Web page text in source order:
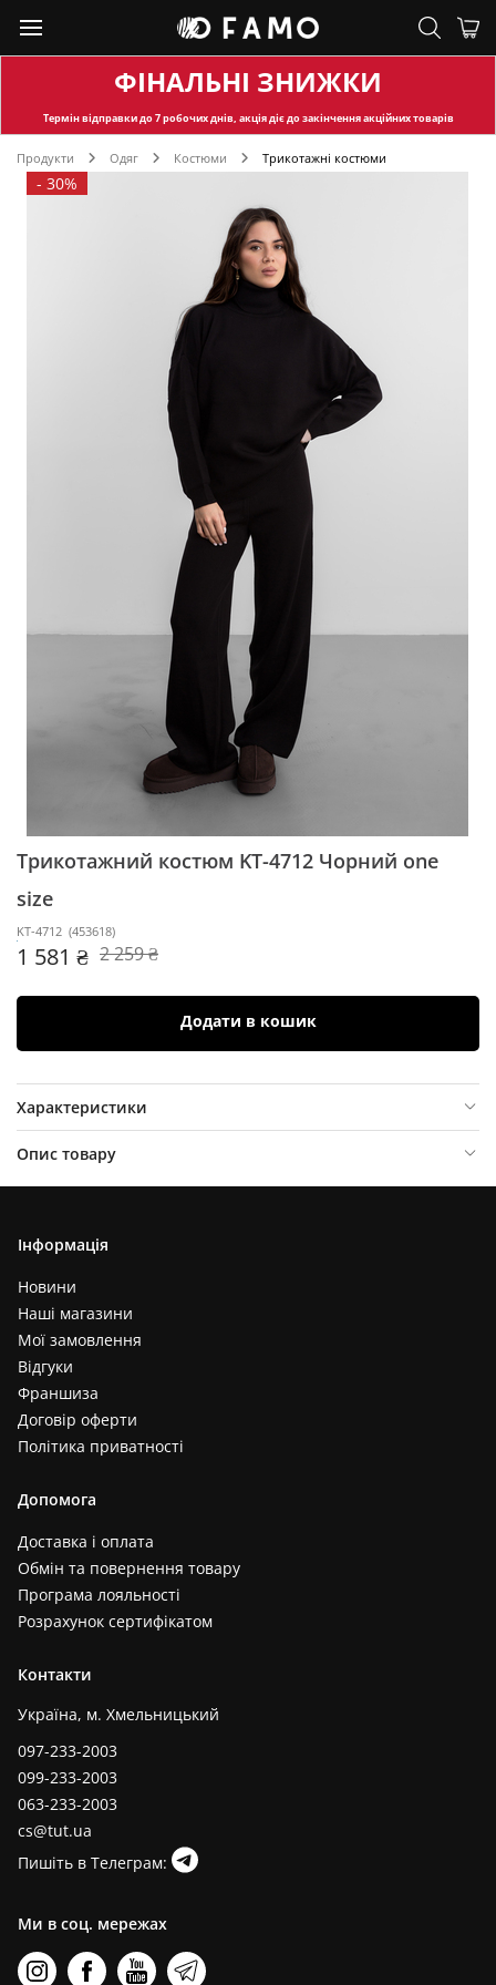
ФІНАЛЬНІ ЗНИЖКИ
Термін відправкидо 7 робочих днів, акція діє до закінчення акційних товарів
Продукти Одяг Костюми Трикотажні костюми
- 30%
Трикотажний костюм KT-4712 Чорний one
size
KT-4712 (453618)
1 581 ₴ 2 259 ₴
Додати в кошик
Характеристики
Опис товару
Інформація
Новини
Наші магазини
Мої замовлення
Відгуки
Франшиза
Договір оферти
Політика приватності
Допомога
Доставка і оплата
Обмін та повернення товару
Програма лояльності
Розрахунок сертифікатом
Контакти
Україна, м. Хмельницький
097-233-2003
099-233-2003
063-233-2003
cs@tut.ua
Пишіть в Телеграм:
Ми в соц. мережах